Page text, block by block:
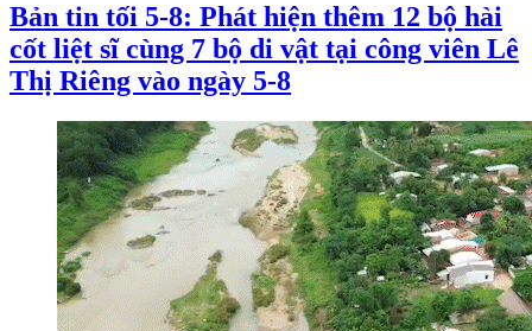
Bản tin tối 5-8: Phát hiện thêm 12 bộ hài
cốt liệt sĩ cùng 7 bộ di vật tại công viên Lê
Thị Riêng vào ngày 5-8